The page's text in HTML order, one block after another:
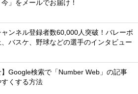
」をメールでお届け！
ンネル登録者数60,000人突破！バレーボ
バスケ、野球などの選手のインタビュー
】Google検索で「Number Web」の記事
くする方法